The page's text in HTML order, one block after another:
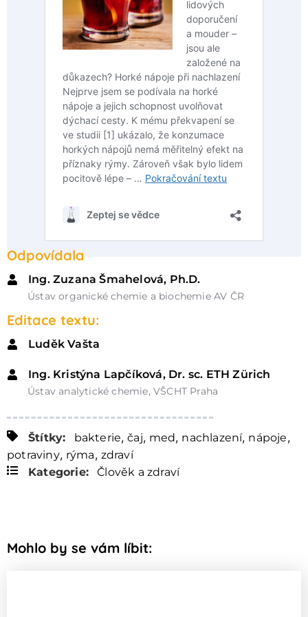
Odpovídala
Ing. Zuzana Šmahelová, Ph.D.
Ústav organické chemie a biochemie AV ČR
Editace textu:
Luděk Vašta
Ing. Kristýna Lapčíková, Dr. sc. ETH Zürich
Ústav analytické chemie, VŠCHT Praha
Štítky: bakterie, čaj, med, nachlazení, nápoje,
potraviny, rýma, zdraví
Kategorie:
Člověk a zdraví
Mohlo by se vám líbit: